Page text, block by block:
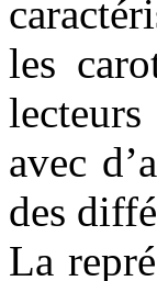
les
avec
des
La